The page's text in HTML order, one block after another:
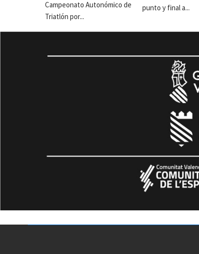
Campeonato Autonómico de
Triatlón por...
punto y final a...